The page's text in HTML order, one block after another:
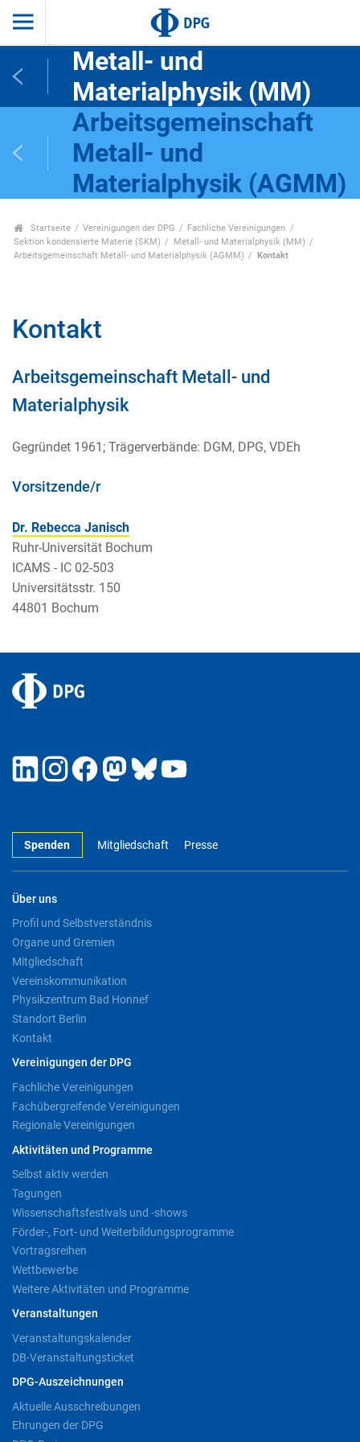
Metall- und
Materialphysik (MM)
Arbeitsgemeinschaft
Metall- und
Materialphysik (AGMM)
Startseite Vereinigungen der DPG
Fachliche Vereinigungen
Sektion kondensierte Materie (SKM)
Metall- und Materialphysik (MM)
Arbeitsgemeinschaft Metall- und Materialphysik (AGMM)
Kontakt
Kontakt
Arbeitsgemeinschaft Metall- und
Materialphysik
Gegründet 1961; Trägerverbände: DGM, DPG, VDEh
Vorsitzende/r
Dr. Rebecca Janisch
Ruhr-Universität Bochum
ICAMS - IC 02-503
Universitätsstr. 150
44801 Bochum
Spenden Mitgliedschaft Presse
Über uns
Profil und Selbstverständnis
Organe und Gremien
Mitgliedschaft
Vereinskommunikation
Physikzentrum Bad Honnef
Standort Berlin
Kontakt
Vereinigungen der DPG
Fachliche Vereinigungen
Fachübergreifende Vereinigungen
Regionale Vereinigungen
Aktivitäten und Programme
Selbst aktiv werden
Tagungen
Wissenschaftsfestivals und -shows
Förder-, Fort- und Weiterbildungsprogramme
Vortragsreihen
Wettbewerbe
Weitere Aktivitäten und Programme
Veranstaltungen
Veranstaltungskalender
DB-Veranstaltungsticket
DPG-Auszeichnungen
Aktuelle Ausschreibungen
Ehrungen der DPG